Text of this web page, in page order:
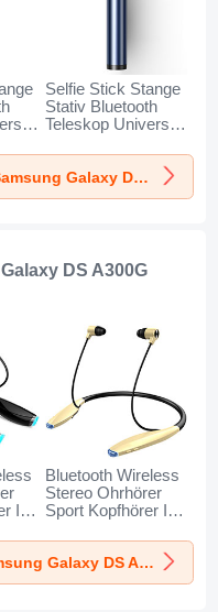
Selfie Stick Stange
Stativ Bluetooth
Teleskop Universal
Galaxy DS A300G
A300H A300M Blau
Mehr Selfie Sticks, Stangen Samsung Galaxy DS A300G A300H A300M
DS A300G
In
Bluetooth Wireless
Stereo Ohrhörer
Sport Kopfhörer In
für Samsung
Galaxy DS A300G
A300H A300M
Mehr Kopfhörer, Headset Samsung Galaxy DS A300G A300H A300M